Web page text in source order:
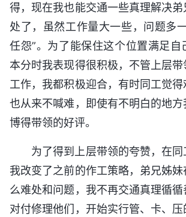
得，现在我也能交通一些真理解决
处了，虽然工作量大一些，问题多
任怨”。为了能保住这个位置满足自
本分时我表现得很积极，不管上层
工作，我都积极迎合，有时同工觉
也从来不喊难，即使有不明白的地
博得带领的好评。
为了得到上层带领的夸赞，在同
我改变了之前的作工策略，弟兄姊
么难处和问题，我不再交通真理循
对付修理他们，开始实行管、卡、